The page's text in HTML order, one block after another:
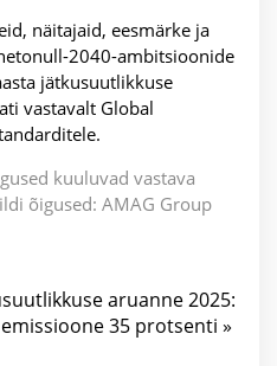
näitajaid, eesmärke ja
2040-ambitsioonide
jätkusuutlikkuse
vastavalt Global
kuuluvad vastava
õigused: AMAG Group
aruanne 2025:
35 protsenti »